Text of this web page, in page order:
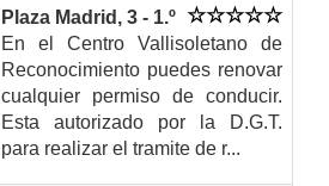
Plaza Madrid, 3 - 1.º
En el Centro Vallisoletano de
Reconocimiento puedes renovar
cualquier permiso de conducir.
Esta autorizado por la D.G.T.
para realizar el tramite de r...